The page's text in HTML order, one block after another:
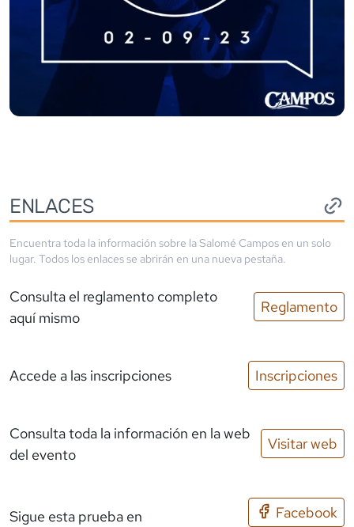
ENLACES
Encuentra toda la información sobre laSalomé Campos en un solo
lugar. Todos los enlaces se abrirán en una nueva pestaña.
Consulta el reglamento completo
aquí mismo
Reglamento
Accede a las inscripciones Inscripciones
Consulta toda la información en la web
del evento
Visitar web
Sigue esta prueba en
Facebook